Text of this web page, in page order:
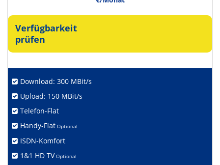
Verfügbarkeit
prüfen
Download: 300 MBit/s
Upload: 150 MBit/s
Telefon-Flat
Handy-Flat Optional
ISDN-Komfort
1&1 HD TV Optional